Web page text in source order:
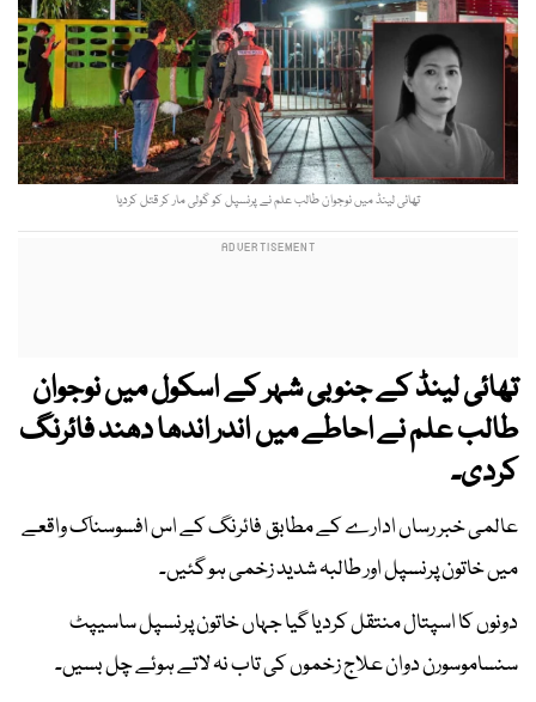
تھائی لینڈ میں نوجوان طالب علم نے پرنسپل کو گولی مار کر قتل کردیا
تھائی لینڈ کے جنوبی شہر کے اسکول میں نوجوان
طالب علم نے احاطے میں اندر اندھا دھند فائرنگ
کردی۔
عالمی خبر رساں ادارے کے مطابق فائرنگ کے اس افسوسناک واقعے
میں خاتون پرنسپل اور طالبہ شدید زخمی ہو گئیں۔
دونوں کا اسپتال منتقل کردیا گیا جہاں خاتون پرنسپل ساسیپٹ
سنساموسورن دوان علاج زخموں کی تاب نہ لاتے ہوئے چل بسیں۔